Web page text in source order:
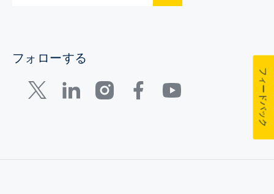
フォローする
フィードバック